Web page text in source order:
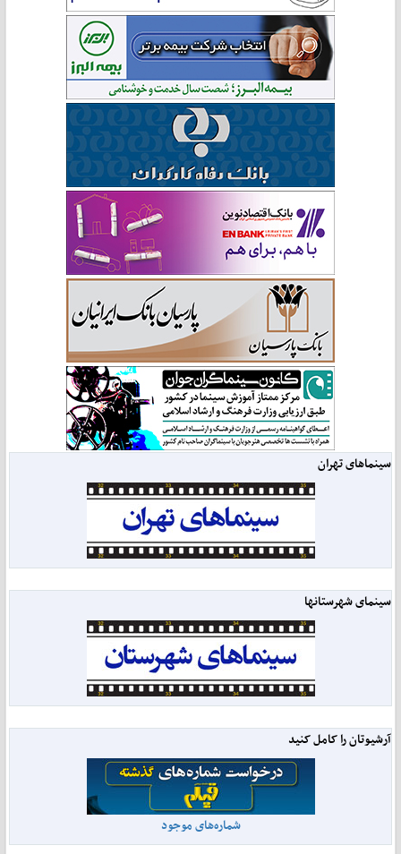
سینماهای تهران
سینمای شهرستانها
آرشیوتان را کامل کنید
شماره‌های موجود